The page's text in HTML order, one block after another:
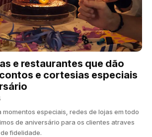
e restaurantes que dão
e cortesias especiais
momentos especiais, redes de lojas em todo
de aniversário para os clientes atraves
fidelidade.